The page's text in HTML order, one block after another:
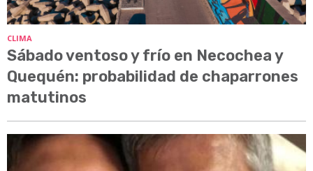
CLIMA
Sábado ventoso y frío en Necochea y
Quequén: probabilidad de chaparrones
matutinos